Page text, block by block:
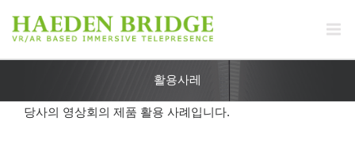
활용사레
당사의 영상회의 제품 활용 사례입니다.